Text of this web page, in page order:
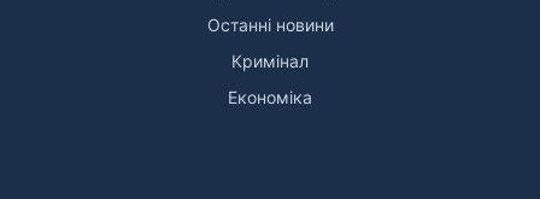
Останні новини
Кримінал
Економіка